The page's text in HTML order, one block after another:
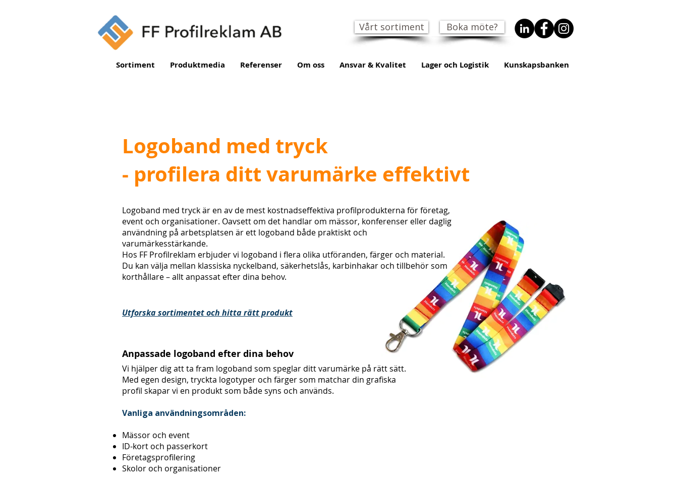
Vårt sortiment Boka möte?
Sortiment Produktmedia Referenser Om oss Ansvar & Kvalitet Lager och Logistik Kunskapsbanken
Logoband med tryck
- profilera ditt varumärke effektivt
Logoband med tryck är en av de mest kostnadseffektiva profilprodukterna för företag,
event och organisationer. Oavsett om det handlar om mässor, konferenser eller daglig
användning på arbetsplatsen är ett logoband både praktiskt och
varumärkesstärkande.
Hos FF Profilreklam erbjuder vi logoband i flera olika utföranden, färger och material.
Du kan välja mellan klassiska nyckelband, säkerhetslås, karbinhakar och tillbehör som
korthållare – allt anpassat efter dina behov.
Anpassade logoband efter dina behov
Vi hjälper dig att ta fram logoband som speglar ditt varumärke på rätt sätt.
Med egen design, tryckta logotyper och färger som matchar din grafiska
profil skapar vi en produkt som både syns och används.
Vanliga användningsområden:
Mässor och event
ID-kort och passerkort
Företagsprofilering
Skolor och organisationer
Utforska sortimentet och hitta rätt produkt